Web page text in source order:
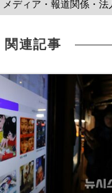
メディア・報道関係・
関連記事